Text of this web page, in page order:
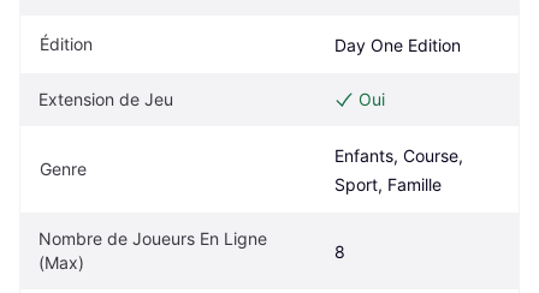
Édition Day One Edition
Extension de Jeu Oui
Genre
Enfants, Course,
Sport, Famille
Nombre de Joueurs En Ligne
(Max)
8